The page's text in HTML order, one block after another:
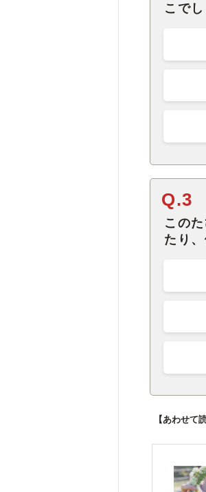
こでし
Q.3
この
たり
【あわせて